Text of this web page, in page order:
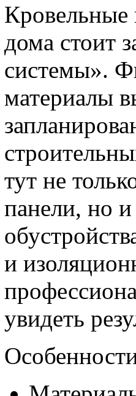
Кровельные
дома стоит
системы».
материалы
тут не
панели, но
и
увидеть